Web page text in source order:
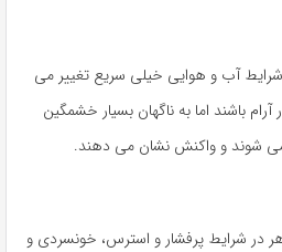
آب و هوایی خیلی سریع تغییر می
باشند اما به ناگهان بسیار خشمگین
شوند و واکنش نشان می دهند.
در شرایط پرفشار و استرس، خونسردی و